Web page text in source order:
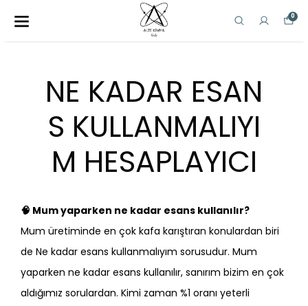
0
NE KADAR ESAN
S KULLANMALIYI
M HESAPLAYICI
🧠 Mum yaparken ne kadar esans kullanılır?
Mum üretiminde en çok kafa karıştıran konulardan biri
de Ne kadar esans kullanmalıyım sorusudur. Mum
yaparken ne kadar esans kullanılır, sanırım bizim en çok
aldığımız sorulardan. Kimi zaman %1 oranı yeterli